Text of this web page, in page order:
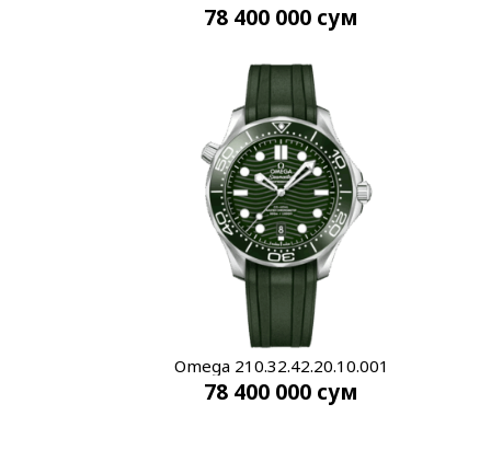
78 400 000 сум
Omega 210.32.42.20.10.001
78 400 000 сум